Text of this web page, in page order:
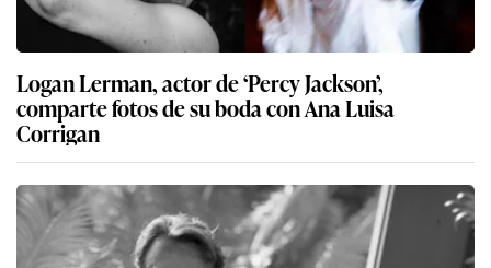
Logan Lerman, actor de ‘Percy Jackson’,
comparte fotos de su boda con Ana Luisa
Corrigan